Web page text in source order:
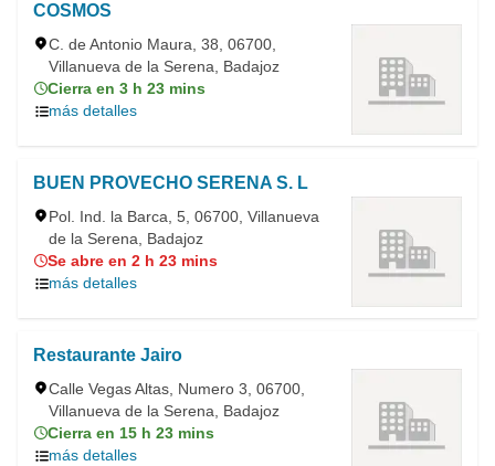
COSMOS
C. de Antonio Maura, 38, 06700,
Villanueva de la Serena, Badajoz
Cierra en 3 h 23 mins
más detalles
BUEN PROVECHO SERENA S. L
Pol. Ind. la Barca, 5, 06700, Villanueva
de la Serena, Badajoz
Se abre en 2 h 23 mins
más detalles
Restaurante Jairo
Calle Vegas Altas, Numero 3, 06700,
Villanueva de la Serena, Badajoz
Cierra en 15 h 23 mins
más detalles